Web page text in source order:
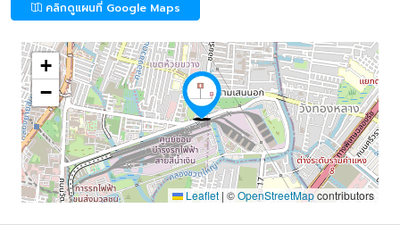
คลิกดูแผนที่ Google Maps
+
−
Leaflet | ©OpenStreetMapcontributors